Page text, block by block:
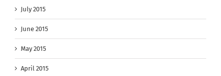
July 2015
June 2015
May 2015
April 2015